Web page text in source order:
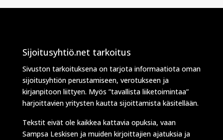
Sijoitusyhtiö.net tarkoitus
Sivuston tarkoituksena on tarjota informaatiota oman
sijoitusyhtiön perustamiseen, verotukseen ja
kirjanpitoon liittyen. Myös ”tavallista liiketoimintaa”
harjoittavien yritysten kautta sijoittamista käsitellään.
Tekstit eivät ole kaikkea kattavia opuksia, vaan
Sampsa Leskisen ja muiden kirjoittajien ajatuksia ja